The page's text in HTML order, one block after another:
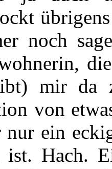
noch
mir da
von
nur ein
ist. Hach.